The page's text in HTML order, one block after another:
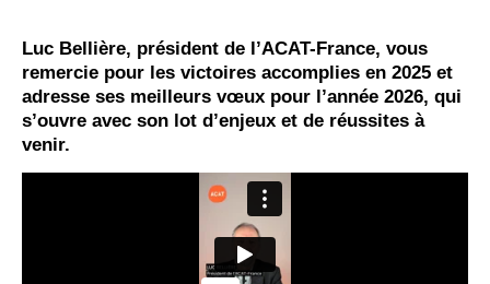
Luc Bellière, président de l’ACAT-France, vous
remercie pour les victoires accomplies en 2025 et
adresse ses meilleurs vœux pour l’année 2026, qui
s’ouvre avec son lot d’enjeux et de réussites à
venir.